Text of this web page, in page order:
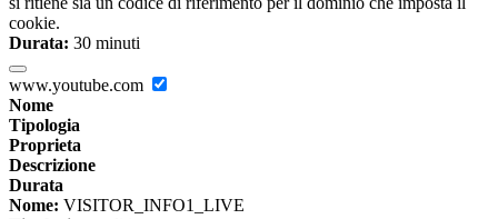
cookie.
Durata: 30 minuti
www.youtube.com
Nome
Tipologia
Proprieta
Descrizione
Durata
Nome: VISITOR_INFO1_LIVE